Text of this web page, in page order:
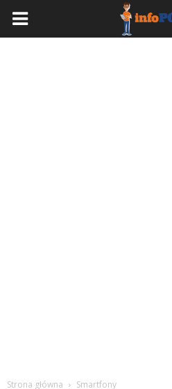
Strona główna Smartfony